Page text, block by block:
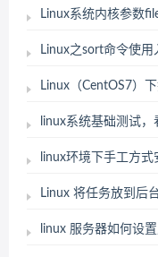
Linux系统内核参数
Linux之sort命令使用
Linux（CentOS7）
linux系统基础测试，
linux环境下手工方式
Linux 将任务放到后
linux 服务器如何设置虚拟内存